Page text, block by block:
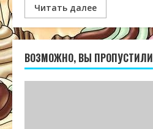
Читать далее
ВОЗМОЖНО, ВЫ ПРОПУСТИЛИ